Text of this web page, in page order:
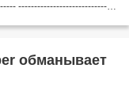
-------------------------------
обманывает